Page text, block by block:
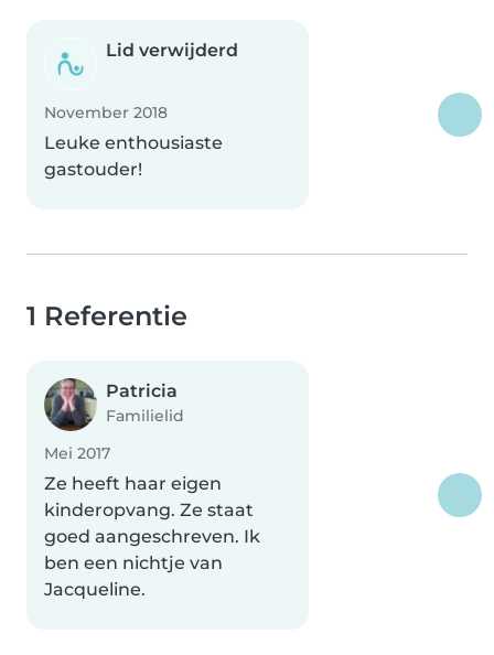
Lid verwijderd
November 2018
Leuke enthousiaste
gastouder!
1 Referentie
Patricia
Familielid
Mei 2017
Ze heeft haar eigen
kinderopvang. Ze staat
goed aangeschreven. Ik
ben een nichtje van
Jacqueline.